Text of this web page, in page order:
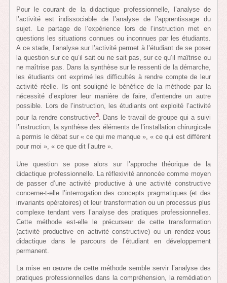
Pour le courant de la didactique professionnelle, l’analyse de
l’activité est indissociable de l’analyse de l’apprentissage du
sujet. Le partage de l’expérience lors de l’instruction met en
questions les situations connues ou inconnues par les étudiants.
A ce stade, l’analyse sur l’activité permet à l’étudiant de se poser
la question sur ce qu’il sait ou ne sait pas, sur ce qu’il maîtrise ou
ne maîtrise pas. Dans la synthèse sur le ressenti de la démarche,
les étudiants ont exprimé les difficultés à rendre compte de leur
activité réelle. Ils ont souligné le bénéfice de la méthode par la
nécessité d’explorer leur manière de faire, d’entendre un autre
possible. Lors de l’instruction, les étudiants ont exploité l’activité
pour la rendre constructive3. Dans le travail de groupe qui a suivi
l’instruction, la synthèse des éléments de l’installation chirurgicale
a permis le débat sur « ce qui me manque », « ce qui est différent
pour moi », « ce que dit l’autre ».
Une question se pose alors sur l’approche théorique de la
didactique professionnelle. La réflexivité annoncée comme moyen
de passer d’une activité productive à une activité constructive
concerne-t-elle l’interrogation des concepts pragmatiques (et des
invariants opératoires) et leur transformation ou un processus plus
complexe tendant vers l’analyse des pratiques professionnelles.
Cette méthode est-elle le précurseur de cette transformation
(activité productive en activité constructive) ou un rendez-vous
didactique dans le parcours de l’étudiant en développement
permanent.
La mise en œuvre de cette méthode semble servir l’analyse des
pratiques professionnelles dans la compréhension, la remédiation